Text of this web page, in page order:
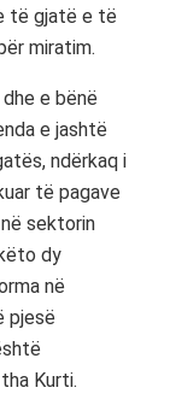
të gjatë e të
miratim.
e bënë
e jashtë
ndërkaq i
të pagave
sektorin
dy
në
pjesë
Kurti.